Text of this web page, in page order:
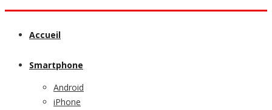
Accueil
Smartphone
Android
iPhone